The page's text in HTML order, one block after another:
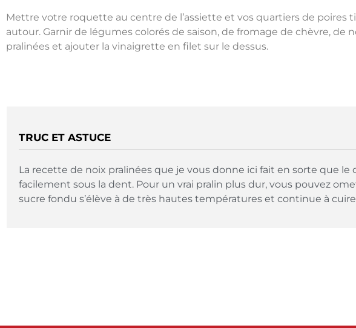
Mettre votre roquette au centre de l’assiette et vos quartiers de poires
autour. Garnir de légumes colorés de saison, de fromage de chèvre, de
pralinées et ajouter la vinaigrette en filet sur le dessus.
TRUC ET ASTUCE
La recette de noix pralinées que je vous donne ici fait en sorte que
facilement sous la dent. Pour un vrai pralin plus dur, vous pouvez
sucre fondu s’élève à de très hautes températures et continue à